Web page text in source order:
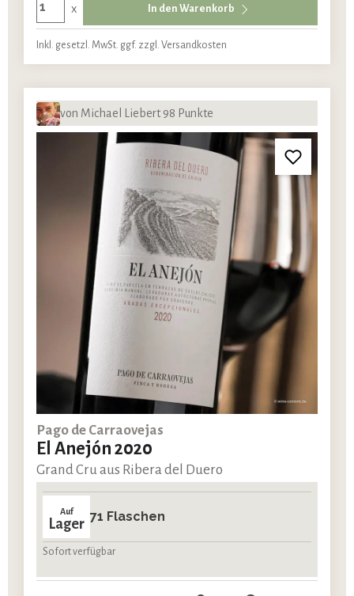
x In den Warenkorb
Inkl. gesetzl. MwSt. ggf. zzgl. Versandkosten
von Michael Liebert 98 Punkte
Pago de Carraovejas
El Anejón 2020
Grand Cru aus Ribera del Duero
Auf
Lager 71 Flaschen
Sofort verfügbar